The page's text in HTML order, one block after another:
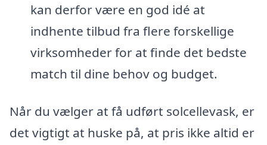
kan derfor være en god idé at
indhente tilbud fra flere forskellige
virksomheder for at finde det bedste
match til dine behov og budget.
Når du vælger at få udført solcellevask, er
det vigtigt at huske på, at pris ikke altid er